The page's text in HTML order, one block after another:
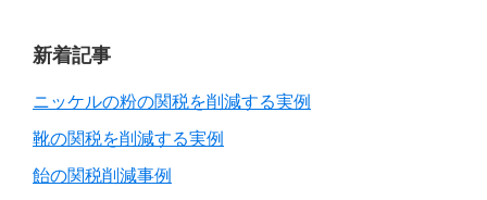
新着記事
ニッケルの粉の関税を削減する実例
靴の関税を削減する実例
飴の関税削減事例